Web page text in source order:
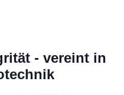
- vereint in